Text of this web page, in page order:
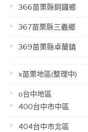
366苗栗縣銅鑼鄉
367苗栗縣三義鄉
369苗栗縣卓蘭鎮
x苗栗地區(整理中)
o台中地區
400台中市中區
404台中市北區